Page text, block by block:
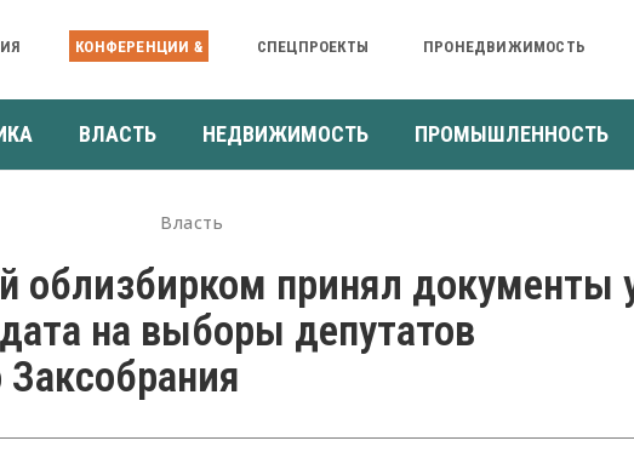
КОНФЕРЕНЦИИ & СПЕЦПРОЕКТЫ ПРОНЕДВИЖИМОСТЬ
ВЛАСТЬ НЕДВИЖИМОСТЬ ПРОМЫШЛЕННОСТЬ
Власть
облизбирком принял документы
на выборы депутатов
Заксобрания